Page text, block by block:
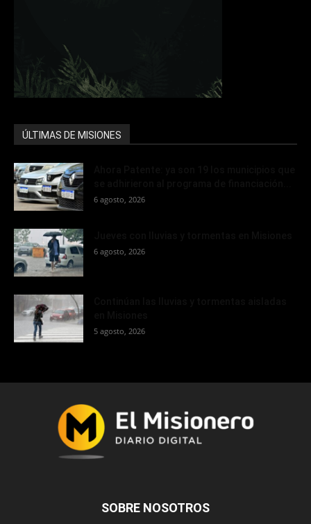
ÚLTIMAS DE MISIONES
6 agosto, 2026
6 agosto, 2026
5 agosto, 2026
SOBRE NOSOTROS